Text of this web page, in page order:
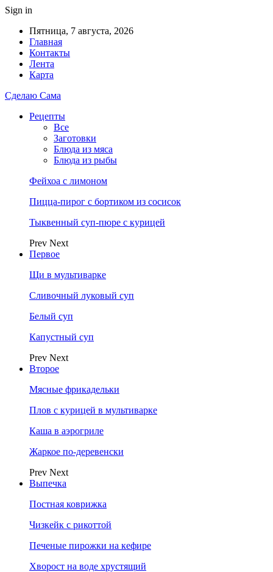
Sign in
Пятница, 7 августа, 2026
Главная
Контакты
Лента
Карта
Сделаю Сама
Рецепты
Все
Заготовки
Блюда из мяса
Блюда из рыбы
Фейхоа с лимоном
Пицца-пирог с бортиком из сосисок
Тыквенный суп-пюре с курицей
Prev Next
Первое
Щи в мультиварке
Сливочный луковый суп
Белый суп
Капустный суп
Prev Next
Второе
Мясные фрикадельки
Плов с курицей в мультиварке
Каша в аэрогриле
Жаркое по-деревенски
Prev Next
Выпечка
Постная коврижка
Чизкейк с рикоттой
Печеные пирожки на кефире
Хворост на воде хрустящий